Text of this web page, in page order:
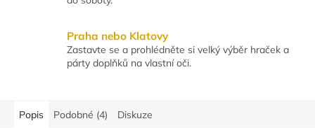
Praha nebo Klatovy
Zastavte se a prohlédněte si velký výběr hraček a
párty doplňků na vlastní oči.
Popis Podobné (4) Diskuze